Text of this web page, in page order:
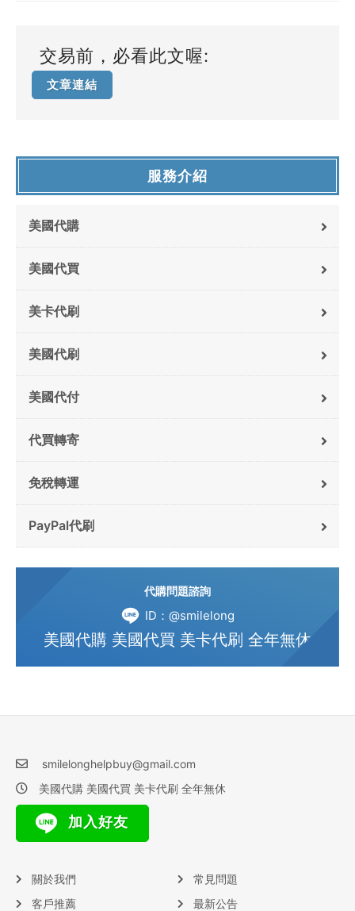
交易前，必看此文喔:
文章連結
服務介紹
美國代購
美國代買
美卡代刷
美國代刷
美國代付
代買轉寄
免稅轉運
PayPal代刷
代購問題諮詢
ID：@smilelong
美國代購 美國代買 美卡代刷 全年無休
smilelonghelpbuy@gmail.com
美國代購 美國代買 美卡代刷 全年無休
加入好友
關於我們
客戶推薦
常見問題
最新公告